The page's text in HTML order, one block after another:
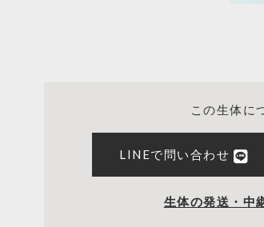
この生体に
LINEで問い合わせ
生体の発送・中